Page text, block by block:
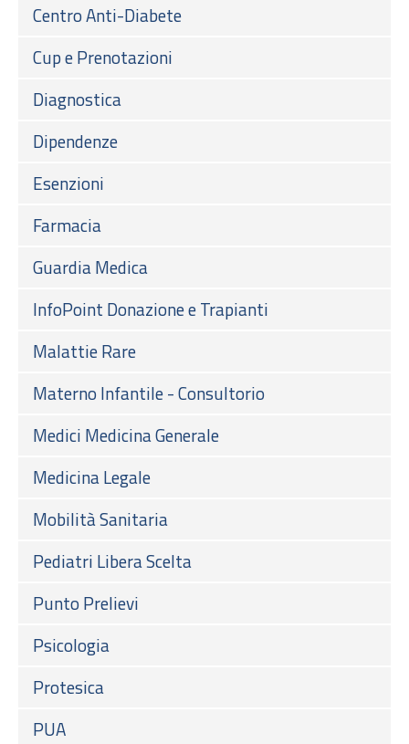
Centro Anti-Diabete
Cup e Prenotazioni
Diagnostica
Dipendenze
Esenzioni
Farmacia
Guardia Medica
InfoPoint Donazione e Trapianti
Malattie Rare
Materno Infantile - Consultorio
Medici Medicina Generale
Medicina Legale
Mobilità Sanitaria
Pediatri Libera Scelta
Punto Prelievi
Psicologia
Protesica
PUA